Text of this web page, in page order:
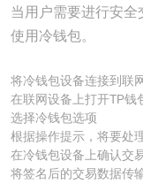
当用户需要进行安
使用冷钱包。
将冷钱包设备连接到联
在联网设备上打开TP钱
选择冷钱包选项
根据操作提示，将要处
在冷钱包设备上确认交
将签名后的交易数据传